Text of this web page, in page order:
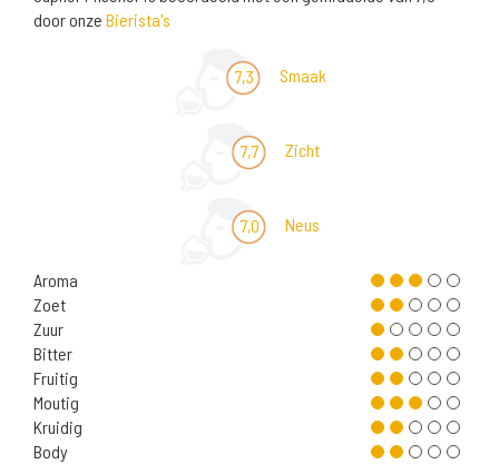
door onze Bierista's
7,3 Smaak
7,7 Zicht
7,0 Neus
Aroma
Zoet
Zuur
Bitter
Fruitig
Moutig
Kruidig
Body